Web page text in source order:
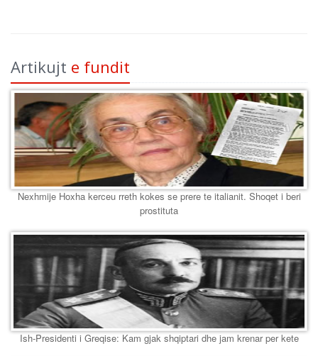
Artikujt e fundit
Nexhmije Hoxha kerceu rreth kokes se prere te italianit. Shoqet i beri
prostituta
Ish-Presidenti i Greqise: Kam gjak shqiptari dhe jam krenar per kete